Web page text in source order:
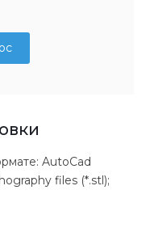
AutoCad
files (*.stl);